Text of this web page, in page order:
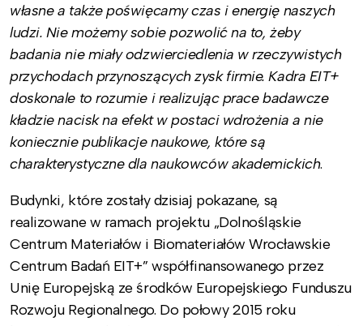
własne a także poświęcamy czas i energię naszych
ludzi. Nie możemy sobie pozwolić na to, żeby
badania nie miały odzwierciedlenia w rzeczywistych
przychodach przynoszących zysk firmie. Kadra EIT+
doskonale to rozumie i realizując prace badawcze
kładzie nacisk na efekt w postaci wdrożenia a nie
koniecznie publikacje naukowe, które są
charakterystyczne dla naukowców akademickich.
Budynki, które zostały dzisiaj pokazane, są
realizowane w ramach projektu „Dolnośląskie
Centrum Materiałów i Biomateriałów Wrocławskie
Centrum Badań EIT+” współfinansowanego przez
Unię Europejską ze środków Europejskiego Funduszu
Rozwoju Regionalnego. Do połowy 2015 roku